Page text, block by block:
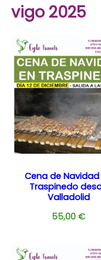
vigo 2025
Cena de Navidad
Traspinedo
Valladolid
55,00€